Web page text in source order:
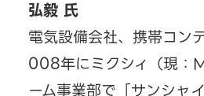
弘毅 氏
電気設備会社、携帯コン
008年にミクシィ（現：
ーム事業部で「サンシャ